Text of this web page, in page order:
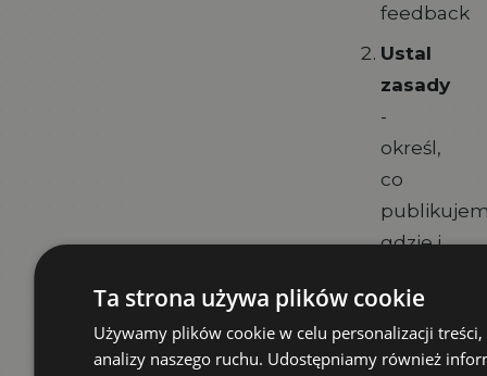
feedback
Ustal
zasady
-
określ,
co
gdzie i
jakiej
formie
Ta strona używa plików cookie
Używamy plików cookie w celu personalizacji
analizy naszego ruchu. Udostępniamy również